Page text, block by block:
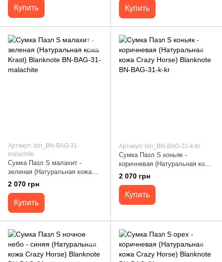
Купить Купить
Артикул: bln_BN-BAG-31-
malachite
Сумка Пазл S малахит -
зеленая (Натуральная кожа
Krast) Blanknote BN-BAG-31-
malachite
2 070 грн
Купить
Артикул: bln_BN-BAG-31-k-kr
Сумка Пазл S коньяк -
коричневая (Натуральная кожа
Crazy Horse) Blanknote BN-
BAG-31-k-kr
2 070 грн
Купить